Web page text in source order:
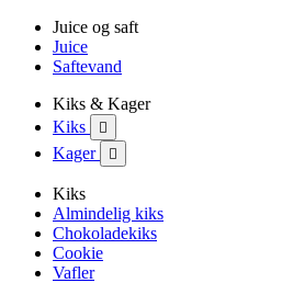
Juice og saft
Juice
Saftevand
Kiks & Kager
Kiks

Kager 
Kiks
Almindelig kiks
Chokoladekiks
Cookie
Vafler